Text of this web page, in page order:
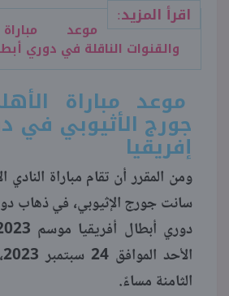
اقرأ المزيد:
موعد
والقنوات الناقلة في دوري
موعد مباراة
جورج الأثيوبي في
إفريقيا
ومن المقرر أن تقام مباراة النادي
الثامنة مساءً.